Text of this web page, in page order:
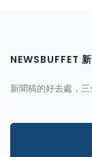
NEWSBUFFET
新聞稿的好去處，